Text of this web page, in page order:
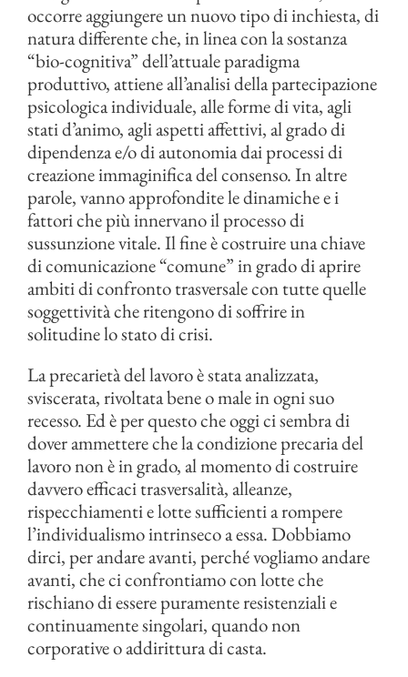
occorre aggiungere un nuovo tipo di inchiesta, di
natura differente che, in linea con la sostanza
“bio-cognitiva” dell’attuale paradigma
produttivo, attiene all’analisi della partecipazione
psicologica individuale, alle forme di vita, agli
stati d’animo, agli aspetti affettivi, al grado di
dipendenza e/o di autonomia dai processi di
creazione immaginifica del consenso. In altre
parole, vanno approfondite le dinamiche e i
fattori che più innervano il processo di
sussunzione vitale. Il fine è costruire una chiave
di comunicazione “comune” in grado di aprire
ambiti di confronto trasversale con tutte quelle
soggettività che ritengono di soffrire in
solitudine lo stato di crisi.
La precarietà del lavoro è stata analizzata,
sviscerata, rivoltata bene o male in ogni suo
recesso. Ed è per questo che oggi ci sembra di
dover ammettere che la condizione precaria del
lavoro non è in grado, al momento di costruire
davvero efficaci trasversalità, alleanze,
rispecchiamenti e lotte sufficienti a rompere
l’individualismo intrinseco a essa. Dobbiamo
dirci, per andare avanti, perché vogliamo andare
avanti, che ci confrontiamo con lotte che
rischiano di essere puramente resistenziali e
continuamente singolari, quando non
corporative o addirittura di casta.